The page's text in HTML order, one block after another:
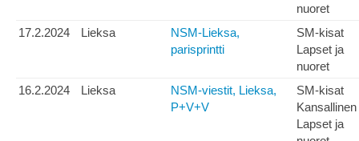
nuoret
17.2.2024
Lieksa
NSM-Lieksa,
parisprintti
SM-kisat
Lapset ja
nuoret
16.2.2024
Lieksa
NSM-viestit, Lieksa,
P+V+V
SM-kisat
Kansallinen
Lapset ja